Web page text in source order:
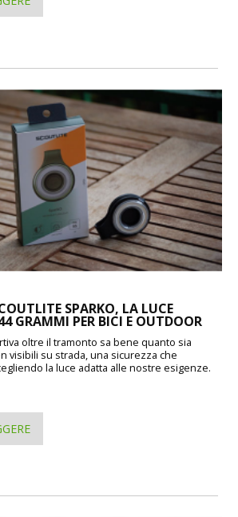
SPARKO, LA LUCE
GRAMMI PER BICI E OUTDOOR
oltre il tramonto sa bene quanto sia
visibili su strada, una sicurezza che
la luce adatta alle nostre esigenze.